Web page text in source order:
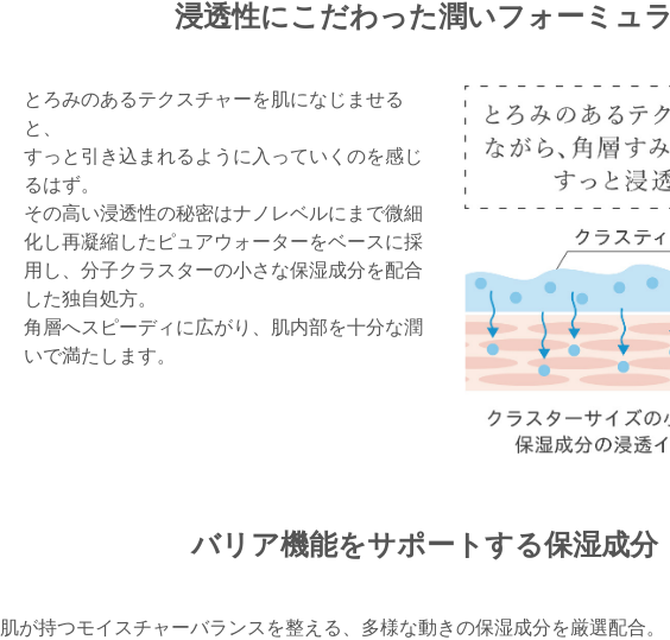
浸透性にこだわった潤いフォーミュラ
とろみのあるテクスチャーを肌になじませる
と、
すっと引き込まれるように入っていくのを感じ
るはず。
その高い浸透性の秘密はナノレベルにまで微細
化し再凝縮したピュアウォーターをベースに採
用し、分子クラスターの小さな保湿成分を配合
した独自処方。
角層へスピーディに広がり、肌内部を十分な潤
いで満たします。
バリア機能をサポートする保湿成分
肌が持つモイスチャーバランスを整える、多様な動きの保湿成分を厳選配合。